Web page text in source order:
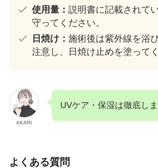
使用量： 説明書に記載されて
守ってください。
日焼け： 施術後は紫外線を浴
注意し、日焼け止めを塗ってく
AKARI
UVケア・保湿は徹底しま
よくある質問